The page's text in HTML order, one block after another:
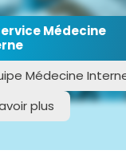
Médecine
Médecine
plus